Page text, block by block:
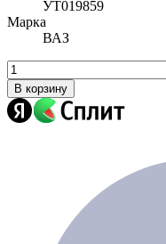
УТ019859
Марка
ВАЗ
В корзину